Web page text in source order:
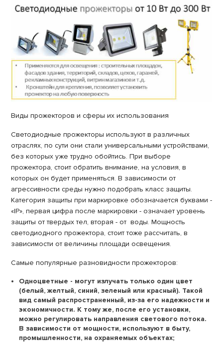
Виды прожекторов и сферы их использования
Светодиодные прожекторы используют в различных
отраслях, по сути они стали универсальными устройствами,
без которых уже трудно обойтись. При выборе
прожектора, стоит обратить внимание, на условия, в
которых он будет применяться. В зависимости от
агрессивности среды нужно подобрать класс защиты.
Категория защиты при маркировке обозначается буквами -
«ІР», первая цифра после маркировки - означает уровень
защиты от твердых тел, вторая - от воды. Мощность
светодиодного прожектора, стоит тоже рассчитать, в
зависимости от величины площади освещения.
Самые популярные разновидности прожекторов:
Одноцветные - могут излучать только один цвет
(белый, желтый, синий, зеленый или красный). Такой
вид самый распространенный, из-за его надежности и
экономичности. К тому же, после его установки,
можно регулировать направления светового потока.
В зависимости от мощности, используют в быту,
промышленности, на охраняемых объектах;